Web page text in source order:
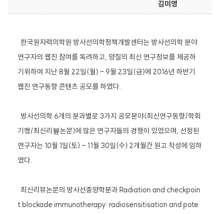
김미영
한국원자력의학원 방사선의학정책개발센터는 방사선의학 분야
연구자의 웹진 참여를 독려하고, 양질의 최신 연구정보를 제공하
기위하여 지난 8월 22일(월) - 9월 23일(금)에 2016년 하반기
웹진 연구동향 콘텐츠 공모를 하였다.
방사선의학 6개의 분과별로 3가지 공모분야(최신연구동향/학회
기행/최신리븊논문)에 많은 연구자들의 경쟁이 있었으며, 선정된
연구자는 10월 1일(토) - 11월 30일(수) 2개월간 원고 작성에 임하
였다.
최신리뷰논문의 방사선종양학분과 Radiation and checkpoin
t blockade immunotherapy: radiosensitisation and pote